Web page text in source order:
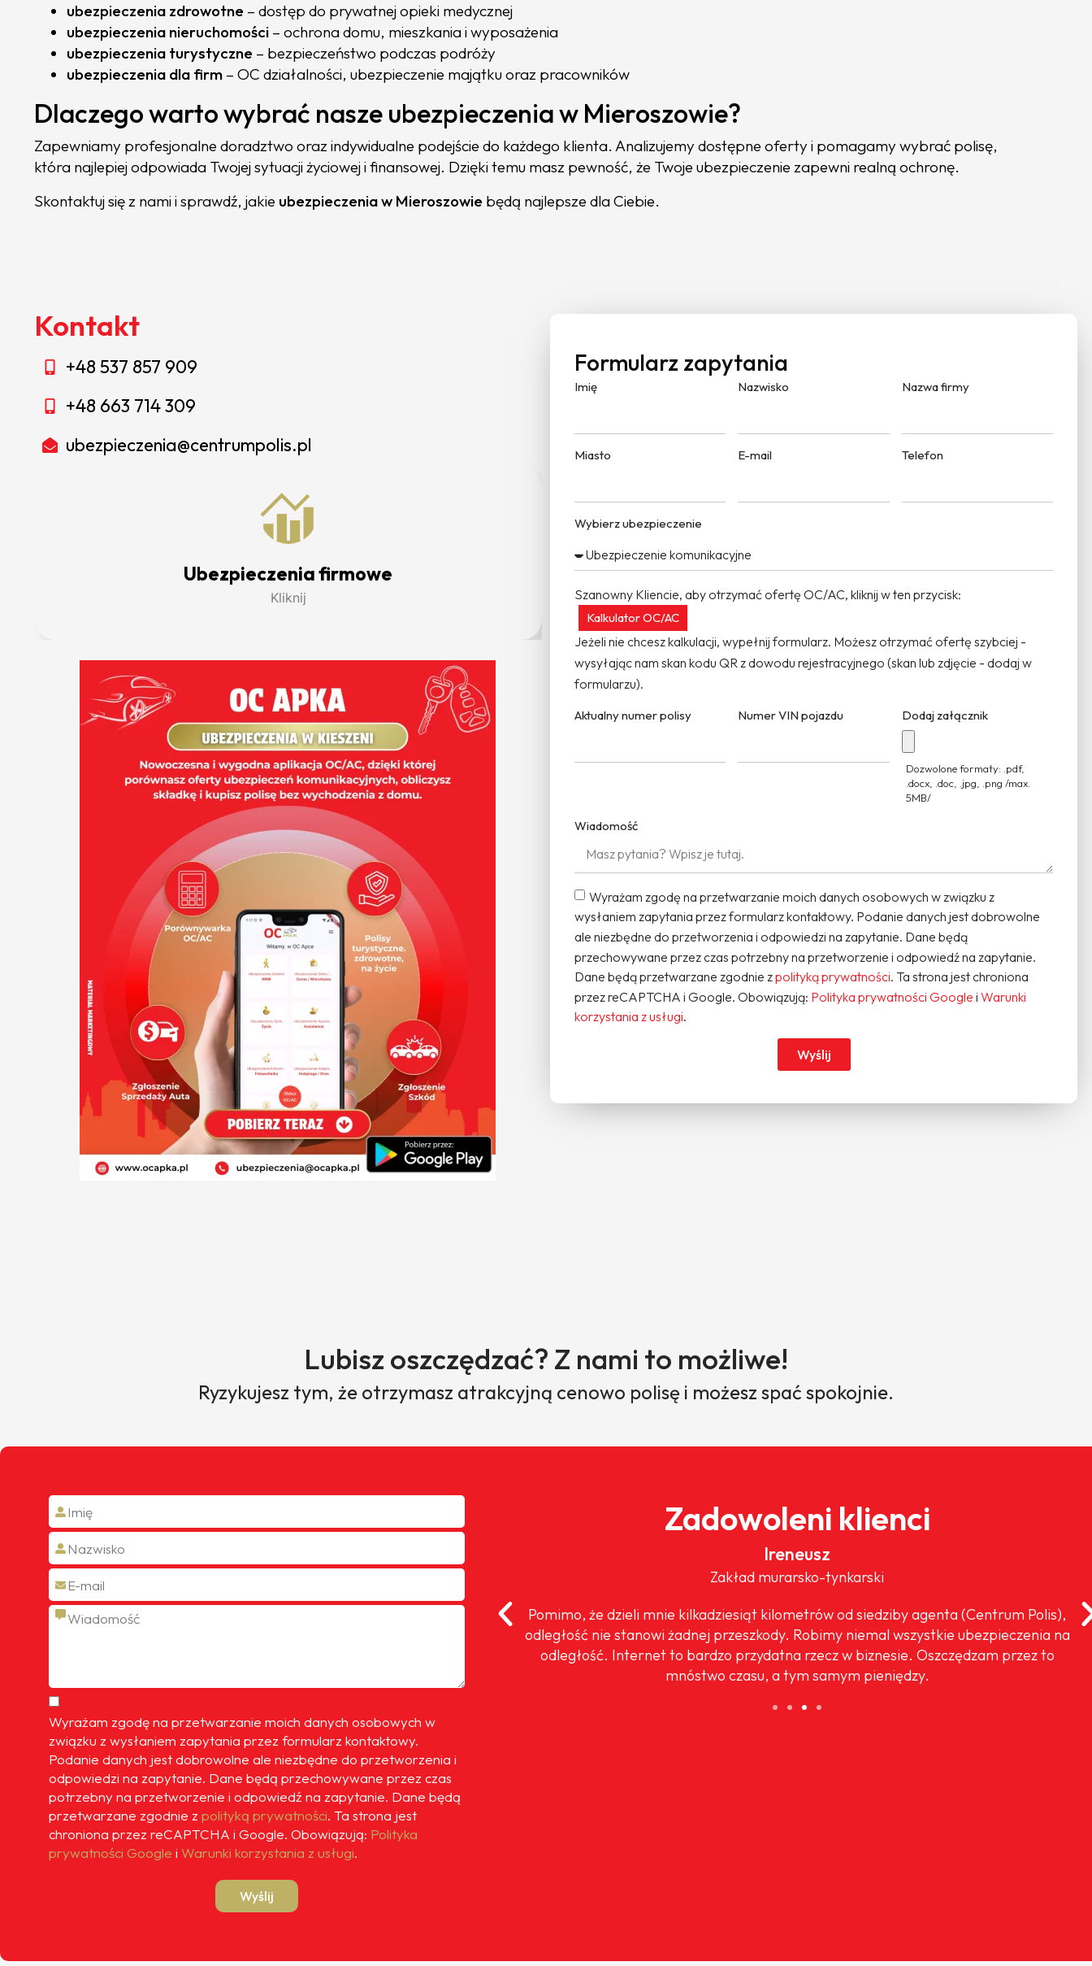
ubezpieczenia zdrowotne – dostęp do prywatnej opieki medycznej
ubezpieczenia nieruchomości – ochrona domu, mieszkania i wyposażenia
ubezpieczenia turystyczne – bezpieczeństwo podczas podróży
ubezpieczenia dla firm – OC działalności, ubezpieczenie majątku oraz pracowników
Dlaczego warto wybrać nasze ubezpieczenia w Mieroszowie?
Zapewniamy profesjonalne doradztwo oraz indywidualne podejście do każdego klienta. Analizujemy dostępne oferty i pomagamy wybrać polisę,
która najlepiej odpowiada Twojej sytuacji życiowej i finansowej. Dzięki temu masz pewność, że Twoje ubezpieczenie zapewni realną ochronę.
Skontaktuj się z nami i sprawdź, jakie ubezpieczenia w Mieroszowie będą najlepsze dla Ciebie.
Kontakt
+48 537 857 909
+48 663 714 309
ubezpieczenia@centrumpolis.pl
Ubezpieczenia firmowe
Kliknij
Ubezpieczenia majątkowe
Kliknij
Formularz zapytania
Imię Nazwisko Nazwa firmy
Miasto E-mail Telefon
Wybierz ubezpieczenie
Szanowny Kliencie, aby otrzymać ofertę OC/AC, kliknij w ten przycisk:
Kalkulator OC/AC
Jeżeli nie chcesz kalkulacji, wypełnij formularz. Możesz otrzymać ofertę szybciej -
wysyłając nam skan kodu QR z dowodu rejestracyjnego (skan lub zdjęcie - dodaj w
formularzu).
Aktualny numer polisy Numer VIN pojazdu Dodaj załącznik
Dozwolone formaty: .pdf,
.docx, .doc, .jpg, .png /max.
5MB/
Wiadomość
Wyrażam zgodę na przetwarzanie moich danych osobowych w związku z
wysłaniem zapytania przez formularz kontaktowy. Podanie danych jest dobrowolne
ale niezbędne do przetworzenia i odpowiedzi na zapytanie. Dane będą
przechowywane przez czas potrzebny na przetworzenie i odpowiedź na zapytanie.
Dane będą przetwarzane zgodnie zpolityką prywatności. Ta strona jest chroniona
przez reCAPTCHA i Google. Obowiązują: Polityka prywatności Google i Warunki
korzystania z usługi.
Wyślij
Lubisz oszczędzać? Z nami to możliwe!
Ryzykujesz tym, że otrzymasz atrakcyjną cenowo polisę i możesz spać spokojnie.
Wyrażam zgodę na przetwarzanie moich danych osobowych w
związku z wysłaniem zapytania przez formularz kontaktowy.
Podanie danych jest dobrowolne ale niezbędne do przetworzenia i
odpowiedzi na zapytanie. Dane będą przechowywane przez czas
potrzebny na przetworzenie i odpowiedź na zapytanie. Dane będą
przetwarzane zgodnie z polityką prywatności. Ta strona jest
chroniona przez reCAPTCHA i Google. Obowiązują: Polityka
prywatności Google i Warunki korzystania z usługi.
Wyślij
Zadowoleni klienci
służbowym samochodem, jestem często w trasie toteż cieszę się,
Ireneusz
Zakład murarsko-tynkarski
Pomimo, że dzieli mnie kilkadziesiąt kilometrów od siedziby agenta (Centrum Polis),
odległość nie stanowi żadnej przeszkody. Robimy niemal wszystkie ubezpieczenia na
odległość. Internet to bardzo przydatna rzecz w biznesie. Oszczędzam przez to
mnóstwo czasu, a tym samym pieniędzy.